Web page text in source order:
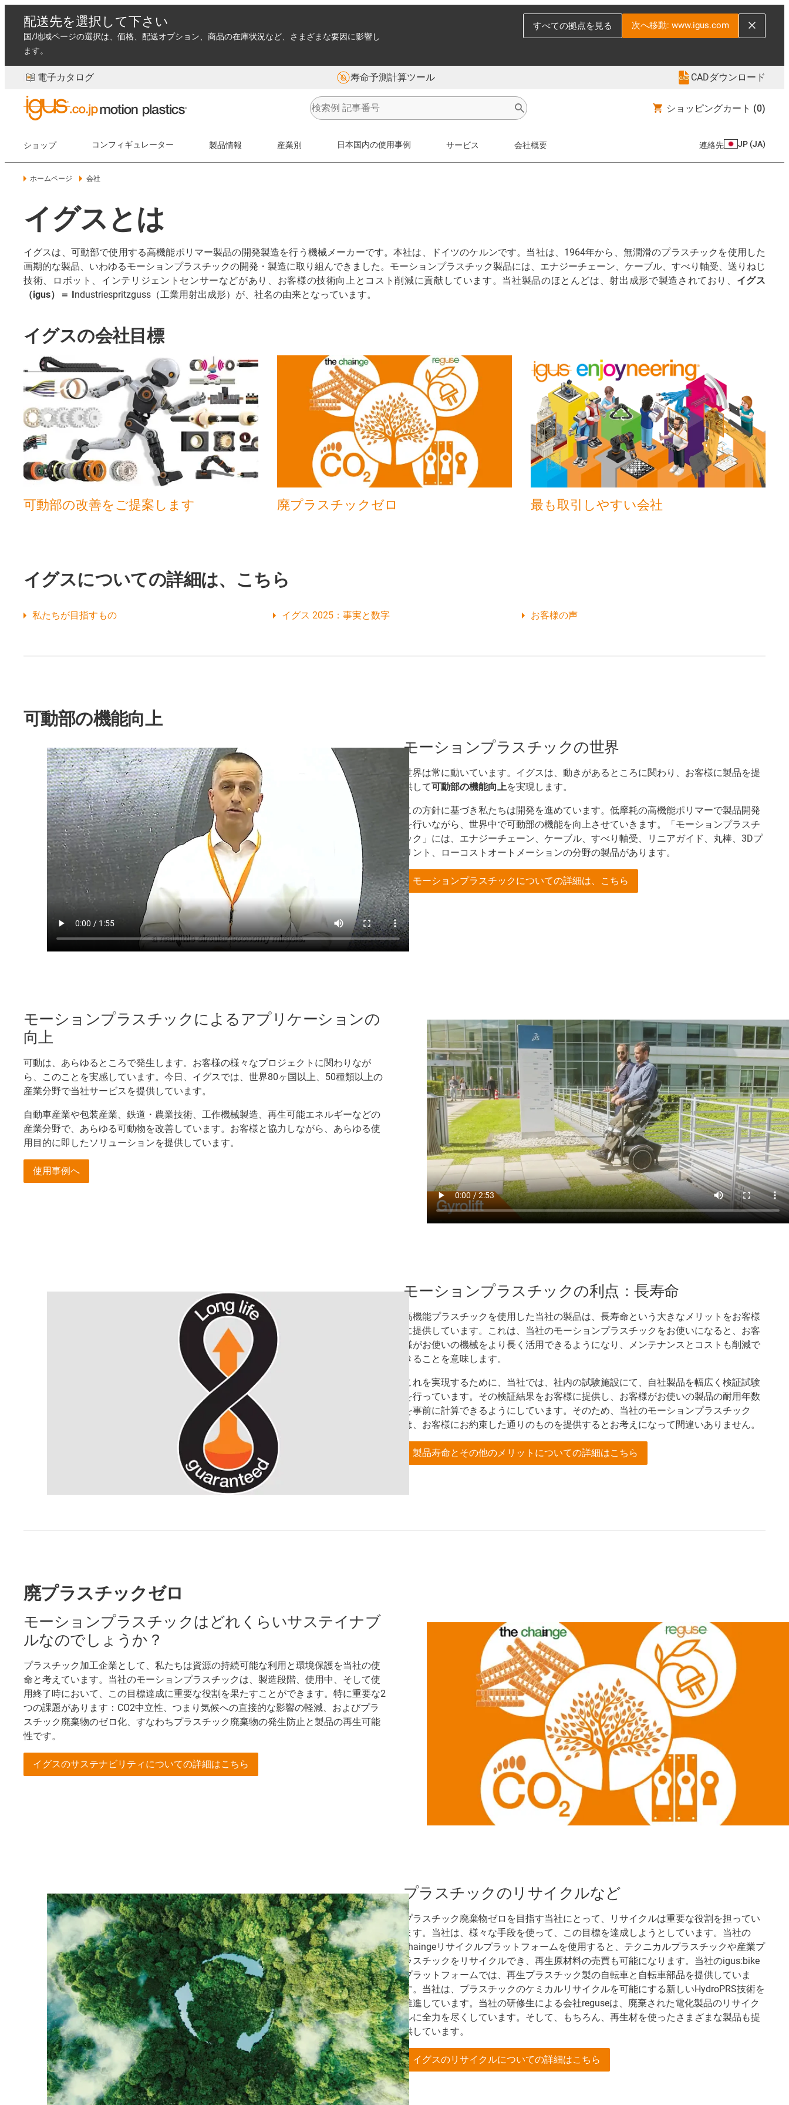
配送先を選択して下さい
国/地域ページの選択は、価格、配送オプション、商品の在庫状況など、さまざまな要因に影響し
ます。
すべての拠点を見る 次へ移動: www.igus.com
電子カタログ 寿命予測計算ツール CADダウンロード
ショッピングカート (0)
ショップ コンフィギュレーター 製品情報 産業別 日本国内の使用事例 サービス 会社概要 連絡先 JP (JA)
ホームページ 会社
イグスとは
イグスは、可動部で使用する高機能ポリマー製品の開発製造を行う機械メーカーです。本社は、ドイツのケルンです。当社は、1964年から、無潤滑のプラスチックを使用した
画期的な製品、いわゆるモーションプラスチックの開発・製造に取り組んできました。モーションプラスチック製品には、エナジーチェーン、ケーブル、すべり軸受、送りねじ
技術、ロボット、インテリジェントセンサーなどがあり、お客様の技術向上とコスト削減に貢献しています。当社製品のほとんどは、射出成形で製造されており、 イグス
（igus）＝ Industriespritzguss（工業用射出成形）が、社名の由来となっています。
イグスの会社目標
可動部の改善をご提案します 廃プラスチックゼロ 最も取引しやすい会社
イグスについての詳細は、こちら
私たちが目指すもの イグス 2025：事実と数字 お客様の声
可動部の機能向上
モーションプラスチックの世界
世界は常に動いています。イグスは、動きがあるところに関わり、お客様に製品を提
供して可動部の機能向上を実現します。
この方針に基づき私たちは開発を進めています。低摩耗の高機能ポリマーで製品開発
を行いながら、世界中で可動部の機能を向上させていきます。「モーションプラスチ
ック」には、エナジーチェーン、ケーブル、すべり軸受、リニアガイド、丸棒、3Dプ
リント、ローコストオートメーションの分野の製品があります。
モーションプラスチックについての詳細は、こちら
モーションプラスチックによるアプリケーションの
向上
可動は、あらゆるところで発生します。お客様の様々なプロジェクトに関わりなが
ら、このことを実感しています。今日、イグスでは、世界80ヶ国以上、50種類以上の
産業分野で当社サービスを提供しています。
自動車産業や包装産業、鉄道・農業技術、工作機械製造、再生可能エネルギーなどの
産業分野で、あらゆる可動物を改善しています。お客様と協力しながら、あらゆる使
用目的に即したソリューションを提供しています。
使用事例へ
モーションプラスチックの利点：長寿命
高機能プラスチックを使用した当社の製品は、長寿命という大きなメリットをお客様
に提供しています。これは、当社のモーションプラスチックをお使いになると、お客
様がお使いの機械をより長く活用できるようになり、メンテナンスとコストも削減で
きることを意味します。
これを実現するために、当社では、社内の試験施設にて、自社製品を幅広く検証試験
を行っています。その検証結果をお客様に提供し、お客様がお使いの製品の耐用年数
を事前に計算できるようにしています。そのため、当社のモーションプラスチック
は、お客様にお約束した通りのものを提供するとお考えになって間違いありません。
製品寿命とその他のメリットについての詳細はこちら
廃プラスチックゼロ
モーションプラスチックはどれくらいサステイナブ
ルなのでしょうか？
プラスチック加工企業として、私たちは資源の持続可能な利用と環境保護を当社の使
命と考えています。当社のモーションプラスチックは、製造段階、使用中、そして使
用終了時において、この目標達成に重要な役割を果たすことができます。特に重要な2
つの課題があります：CO2中立性、つまり気候への直接的な影響の軽減、およびプラ
スチック廃棄物のゼロ化、すなわちプラスチック廃棄物の発生防止と製品の再生可能
性です。
イグスのサステナビリティについての詳細はこちら
プラスチックのリサイクルなど
プラスチック廃棄物ゼロを目指す当社にとって、リサイクルは重要な役割を担ってい
ます。当社は、様々な手段を使って、この目標を達成しようとしています。当社の
chaingeリサイクルプラットフォームを使用すると、テクニカルプラスチックや産業プ
ラスチックをリサイクルでき、再生原材料の売買も可能になります。当社のigus:bike
プラットフォームでは、再生プラスチック製の自転車と自転車部品を提供していま
す。当社は、プラスチックのケミカルリサイクルを可能にする新しいHydroPRS技術を
推進しています。当社の研修生による会社reguseは、廃棄された電化製品のリサイク
ルに全力を尽くしています。そして、もちろん、再生材を使ったさまざまな製品も提
供しています。
イグスのリサイクルについての詳細はこちら